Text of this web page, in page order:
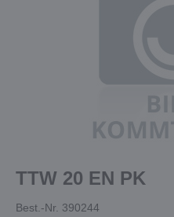
TTW 20 EN PK
Best.-Nr. 390244